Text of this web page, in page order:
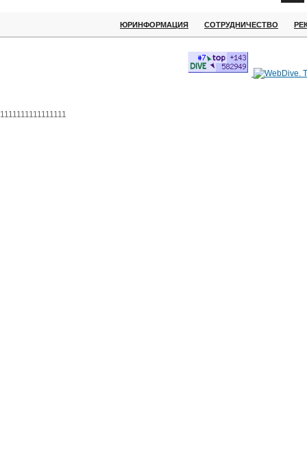
ЮРИНФОРМАЦИЯ СОТРУДНИЧЕСТВО
1111111111111111